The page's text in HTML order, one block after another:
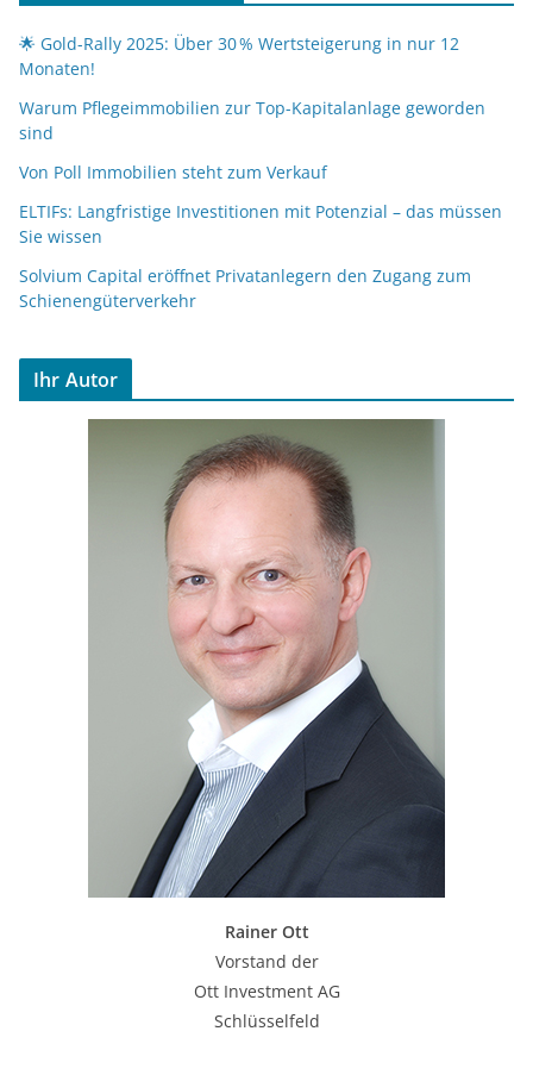
🌟 Gold-Rally 2025: Über 30 % Wertsteigerung in nur 12
Monaten!
Warum Pflegeimmobilien zur Top-Kapitalanlage geworden
sind
Von Poll Immobilien steht zum Verkauf
ELTIFs: Langfristige Investitionen mit Potenzial – das müssen
Sie wissen
Solvium Capital eröffnet Privatanlegern den Zugang zum
Schienengüterverkehr
Ihr Autor
Rainer Ott
Vorstand der
Ott Investment AG
Schlüsselfeld